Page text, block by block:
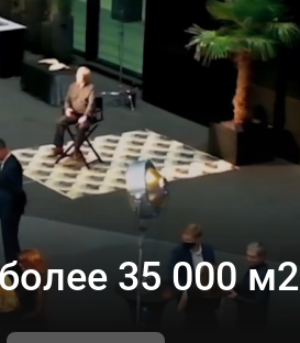
35 000 м2